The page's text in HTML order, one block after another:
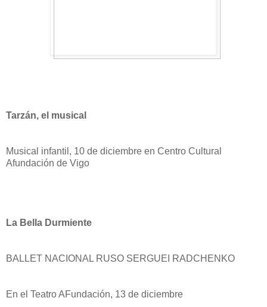
Tarzán, el musical
Musical infantil, 10 de diciembre en Centro Cultural
Afundación de Vigo
La Bella Durmiente
BALLET NACIONAL RUSO SERGUEI RADCHENKO
En el Teatro AFundación, 13 de diciembre